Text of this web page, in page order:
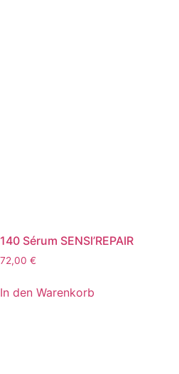
140 Sérum SENSI’REPAIR
72,00 €
In den Warenkorb